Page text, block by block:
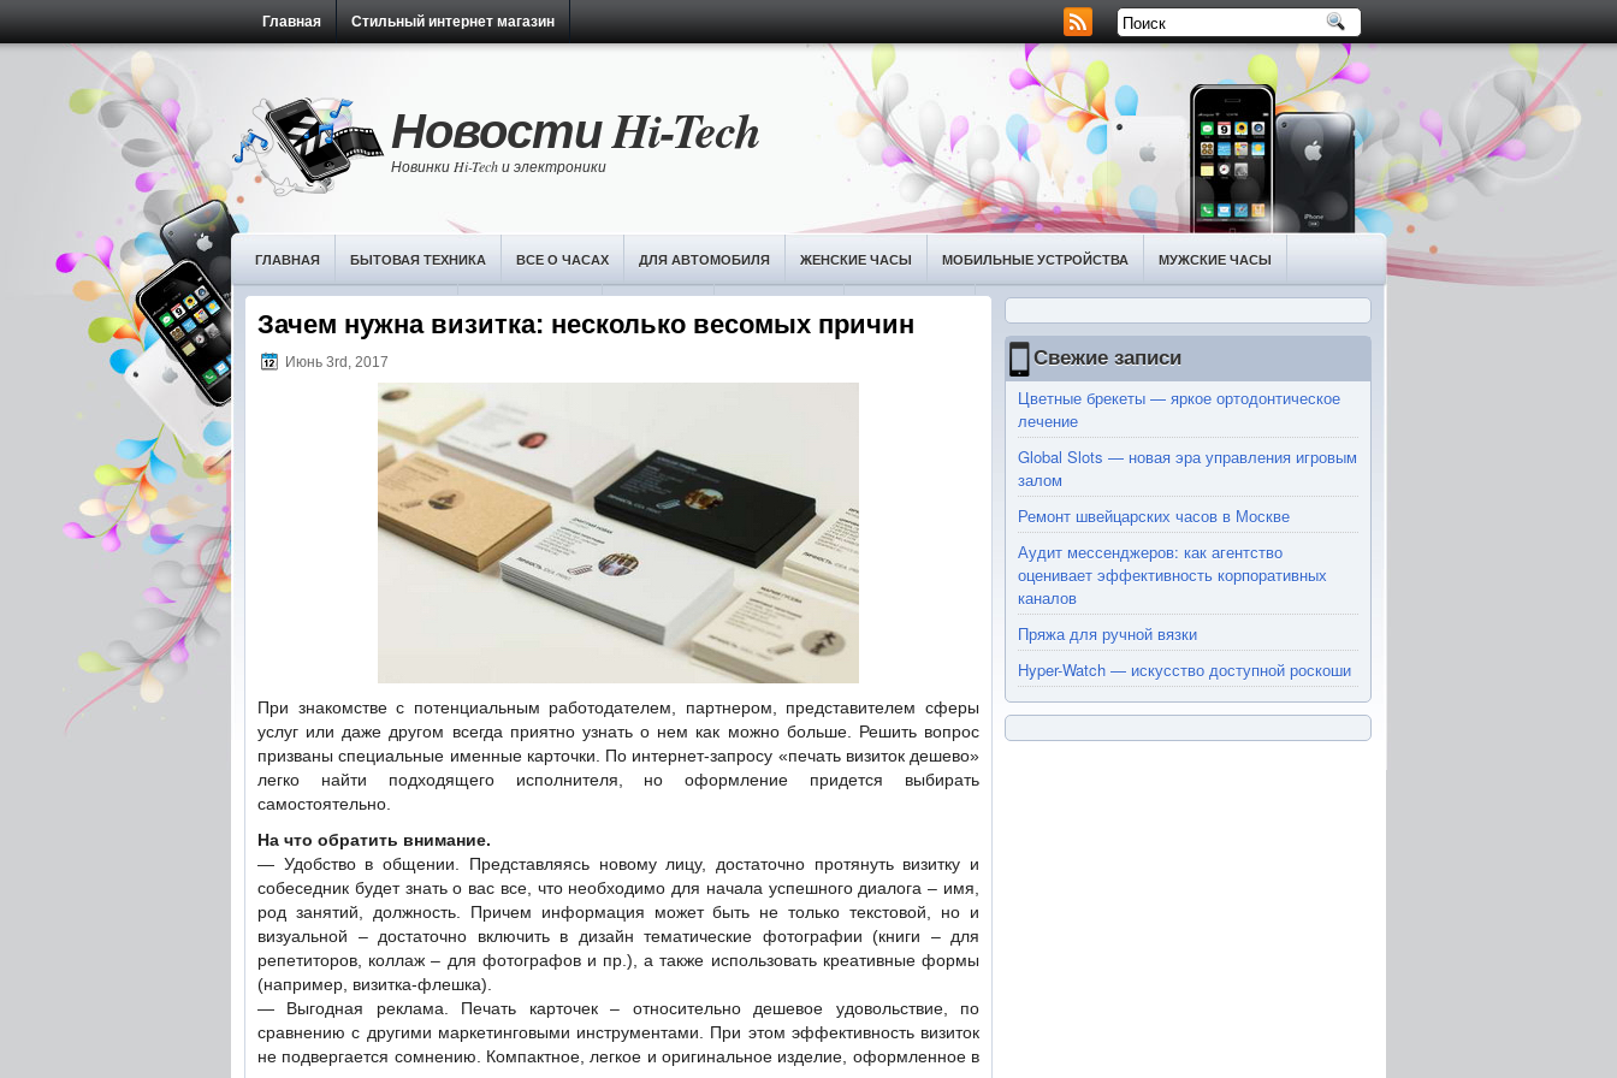
Главная Стильный интернет магазин
Новости Hi-Tech
Новинки Hi-Tech и электроники
ГЛАВНАЯ БЫТОВАЯ ТЕХНИКА ВСЕ О ЧАСАХ ДЛЯ АВТОМОБИЛЯ ЖЕНСКИЕ ЧАСЫ МОБИЛЬНЫЕ УСТРОЙСТВА МУЖСКИЕ ЧАСЫ
Зачем нужна визитка: несколько весомых причин
Июнь 3rd, 2017
При знакомстве с потенциальным работодателем, партнером, представителем сферы
услуг или даже другом всегда приятно узнать о нем как можно больше. Решить вопрос
призваны специальные именные карточки . По интернет-запросу «печать визиток дешево»
легко найти подходящего исполнителя, но оформление придется выбирать
самостоятельно.
На что обратить внимание.
— Удобство в общении. Представляясь новому лицу, достаточно протянуть визитку и
собеседник будет знать о вас все, что необходимо для начала успешного диалога – имя,
род занятий, должность. Причем информация может быть не только текстовой, но и
визуальной – достаточно включить в дизайн тематические фотографии (книги – для
репетиторов, коллаж – для фотографов и пр.), а также использовать креативные формы
(например, визитка-флешка).
— Выгодная реклама. Печать карточек – относительно дешевое удовольствие, по
сравнению с другими маркетинговыми инструментами. При этом эффективность визиток
не подвергается сомнению. Компактное, легкое и оригинальное изделие, оформленное в
Свежие записи
Цветные брекеты — яркое ортодонтическое
лечение
Global Slots — новая эра управления игровым
залом
Ремонт швейцарских часов в Москве
Аудит мессенджеров: как агентство
оценивает эффективность корпоративных
каналов
Пряжа для ручной вязки
Hyper-Watch — искусство доступной роскоши